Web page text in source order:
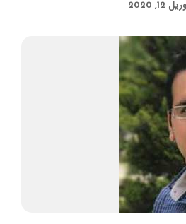
12, 2020